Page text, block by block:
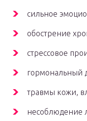
сильное
обострение
стрессовое
гормональный
травмы кожи,
несоблюдение